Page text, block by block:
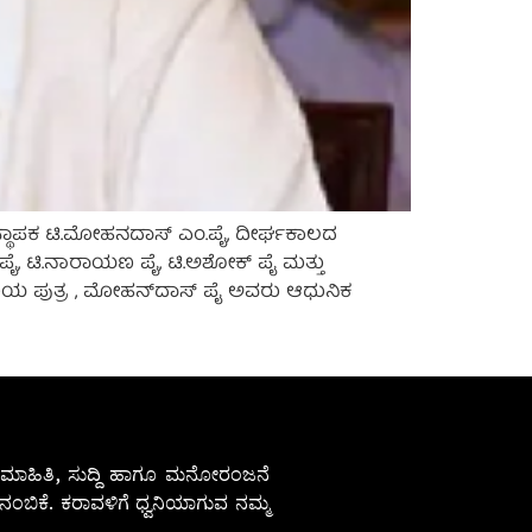
ಟಿ.ಮೋಹನದಾಸ್ ಎಂ.ಪೈ, ದೀರ್ಘಕಾಲದ
ಟಿ.ನಾರಾಯಣ ಪೈ, ಟಿ.ಅಶೋಕ್ ಪೈ ಮತ್ತು
ಪುತ್ರ , ಮೋಹನ್‌ದಾಸ್ ಪೈ ಅವರು ಆಧುನಿಕ
ಮಾಹಿತಿ, ಸುದ್ದಿ ಹಾಗೂ ಮನೋರಂಜನೆ
ಕರಾವಳಿಗೆ ಧ್ವನಿಯಾಗುವ ನಮ್ಮ